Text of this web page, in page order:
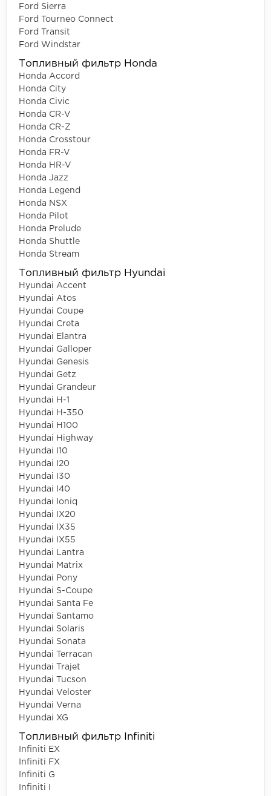
Ford Sierra
Ford Tourneo Connect
Ford Transit
Ford Windstar
Топливный фильтр Honda
Honda Accord
Honda City
Honda Civic
Honda CR-V
Honda CR-Z
Honda Crosstour
Honda FR-V
Honda HR-V
Honda Jazz
Honda Legend
Honda NSX
Honda Pilot
Honda Prelude
Honda Shuttle
Honda Stream
Топливный фильтр Hyundai
Hyundai Accent
Hyundai Atos
Hyundai Coupe
Hyundai Creta
Hyundai Elantra
Hyundai Galloper
Hyundai Genesis
Hyundai Getz
Hyundai Grandeur
Hyundai H-1
Hyundai H-350
Hyundai H100
Hyundai Highway
Hyundai I10
Hyundai I20
Hyundai I30
Hyundai I40
Hyundai Ioniq
Hyundai IX20
Hyundai IX35
Hyundai IX55
Hyundai Lantra
Hyundai Matrix
Hyundai Pony
Hyundai S-Coupe
Hyundai Santa Fe
Hyundai Santamo
Hyundai Solaris
Hyundai Sonata
Hyundai Terracan
Hyundai Trajet
Hyundai Tucson
Hyundai Veloster
Hyundai Verna
Hyundai XG
Топливный фильтр Infiniti
Infiniti EX
Infiniti FX
Infiniti G
Infiniti I